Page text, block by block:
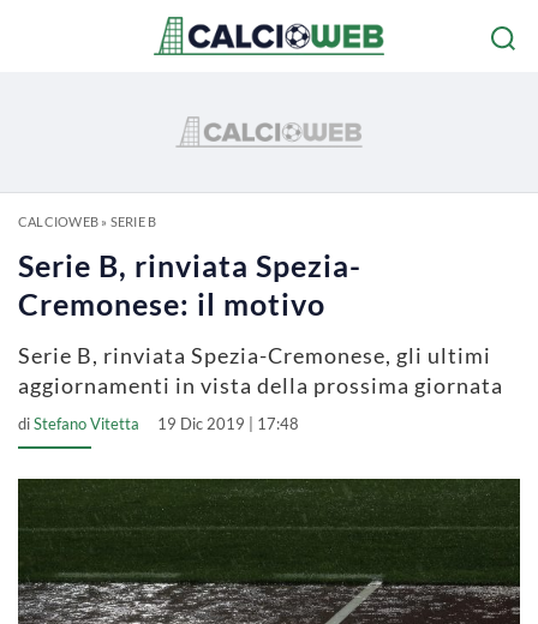
CALCIOWEB» SERIE B
Serie B, rinviata Spezia-
Cremonese: il motivo
Serie B, rinviata Spezia-Cremonese, gli ultimi
aggiornamenti in vista della prossima giornata
diStefano Vitetta 19 Dic 2019 | 17:48